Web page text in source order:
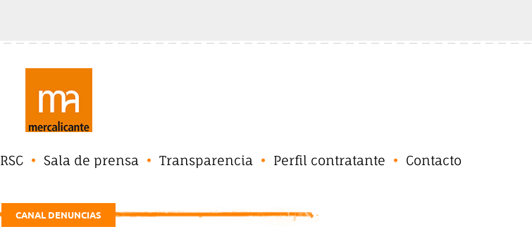
RSC Sala de prensa Transparencia Perfil contratante Contacto
CANAL DENUNCIAS